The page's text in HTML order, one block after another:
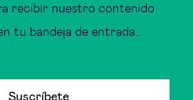
recibir nuestro contenido
tu bandeja de entrada..
Suscríbete